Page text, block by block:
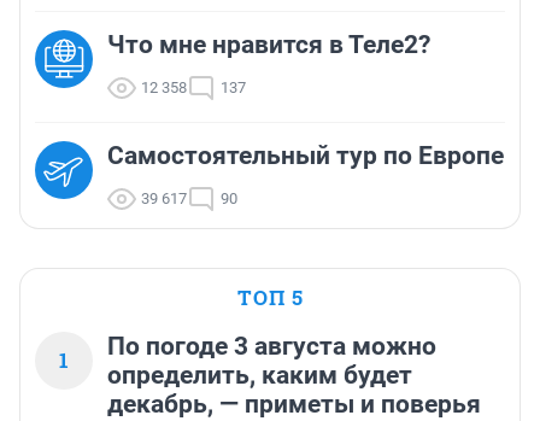
Что мне нравится в Теле2?
12 358 137
Самостоятельный тур по Европе
39 617 90
ТОП 5
1
По погоде 3 августа можно
определить, каким будет
декабрь, — приметы и поверья